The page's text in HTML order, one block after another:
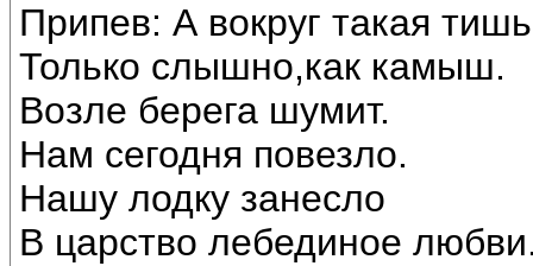
Припев: А вокруг такая
Только слышно,как камыш.
Возле берега шумит.
Нам сегодня повезло.
Нашу лодку занесло
В царство лебединое